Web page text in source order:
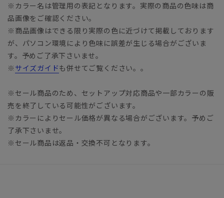
※カラー名は管理用の表記となります。実際の商品の色味は商
品画像をご確認ください。
※商品画像はできる限り実際の色に近づけて掲載しております
が、パソコン環境により色味に誤差が生じる場合がございま
す。予めご了承下さいませ。
※ サイズガイドも併せてご覧ください。。
※セール商品のため、セットアップ対応商品や一部カラーの販
売を終了している可能性がございます。
※カラーによりセール価格が異なる場合がございます。予めご
了承下さいませ。
※セール商品は返品・交換不可となります。